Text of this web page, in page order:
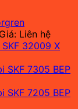
Giá: Liên hệ
32009 X
SKF 7305 BEP
SKF 7205 BEP